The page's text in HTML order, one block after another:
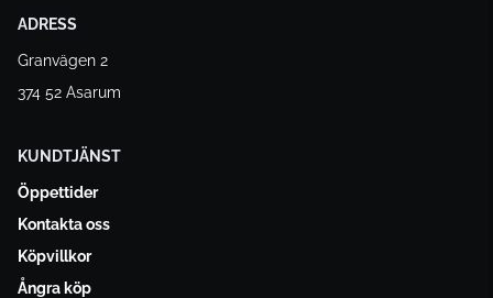
ADRESS
Granvägen 2
374 52 Asarum
KUNDTJÄNST
Öppettider
Kontakta oss
Köpvillkor
Ångra köp